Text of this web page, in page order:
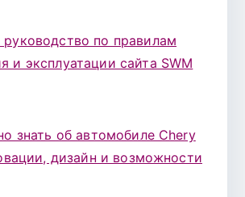
руководство по правилам
и эксплуатации сайта SWM
знать об автомобиле Chery
дизайн и возможности